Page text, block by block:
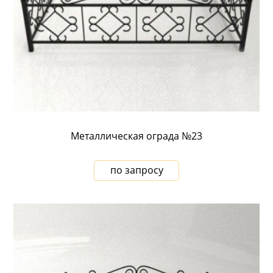
Металлическая ограда №23
по запросу